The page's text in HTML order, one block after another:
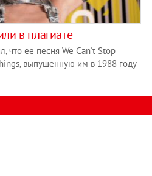
в плагиате
что ее песня We Can't Stop
выпущенную им в 1988 году